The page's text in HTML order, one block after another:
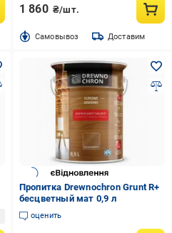
1 860 ₴/шт.
Cамовывоз Доставим
Пропитка Drewnochron Grunt R+
бесцветный мат 0,9 л
оценить